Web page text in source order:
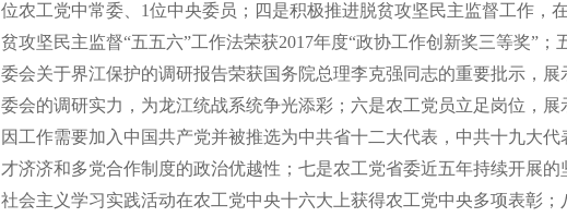
位农工党中常委、 1位中央委员；四是积极推进脱贫攻坚民主监督工作，
贫攻坚民主监督“五五六”工作法荣获2017年度“政协工作创新奖三等奖”；
委会关于界江保护的调研报告荣获国务院总理李克强同志的重要批示，展
委会的调研实力，为龙江统战系统争光添彩；六是农工党员立足岗位，展
因工作需要加入中国共产党并被推选为中共省十二大代表，中共十九大代
才济济和多党合作制度的政治优越性；七是农工党省委近五年持续开展
社会主义学习实践活动在农工党中央十六大上获得农工党中央多项表彰；